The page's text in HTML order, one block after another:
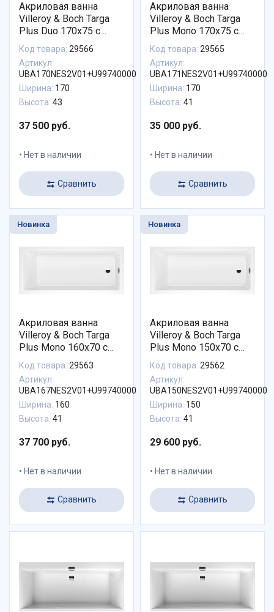
Акриловая ванна
Villeroy & Boch Targa
Plus Duo 170x75 с
ножками в комплекте
UBA170NES2V01+U99740000
Код товара: 29566
Артикул:
UBA170NES2V01+U99740000
Ширина: 170
Высота: 43
37 500 руб.
Нет в наличии
Сравнить
Акриловая ванна
Villeroy & Boch Targa
Plus Mono 170x75 с
ножками в комплекте
Код товара: 29565
Артикул:
UBA171NES2V01+U99740000
Ширина: 170
Высота: 41
35 000 руб.
Нет в наличии
Сравнить
Новинка
Акриловая ванна
Villeroy & Boch Targa
Plus Mono 160x70 с
ножками в комплекте
UBA167NES2V01+U99740000
Код товара: 29563
Артикул:
UBA167NES2V01+U99740000
Ширина: 160
Высота: 41
37 700 руб.
Нет в наличии
Сравнить
Новинка
Акриловая ванна
Villeroy & Boch Targa
Plus Mono 150x70 с
ножками в комплекте
Код товара: 29562
Артикул:
UBA150NES2V01+U99740000
Ширина: 150
Высота: 41
29 600 руб.
Нет в наличии
Сравнить